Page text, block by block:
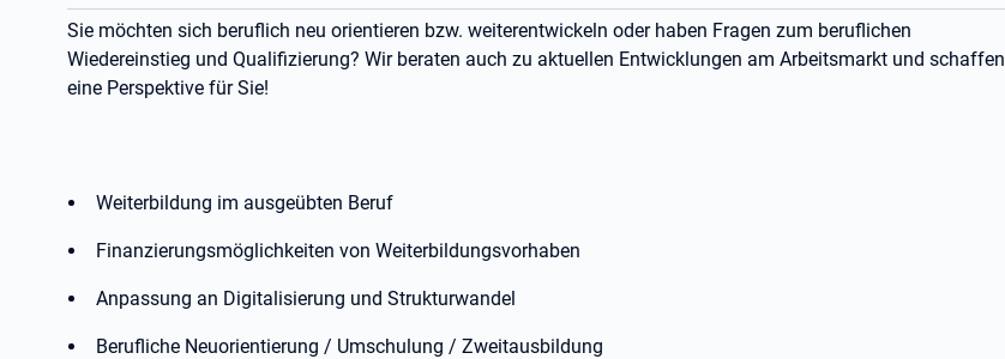
Sie möchten sich beruflich neu orientieren bzw. weiterentwickeln oder haben Fragen zum beruflichen
Wiedereinstieg und Qualifizierung? Wir beraten auch zu aktuellen Entwicklungen am Arbeitsmarkt und schaffen
eine Perspektive für Sie!
Weiterbildung im ausgeübten Beruf
Finanzierungsmöglichkeiten von Weiterbildungsvorhaben
Anpassung an Digitalisierung und Strukturwandel
Berufliche Neuorientierung / Umschulung / Zweitausbildung